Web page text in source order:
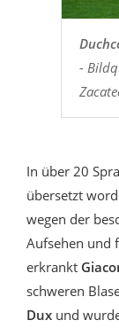
-
In über 20
übersetzt
wegen der
Aufsehen und
erkrankt
schweren
Dux und